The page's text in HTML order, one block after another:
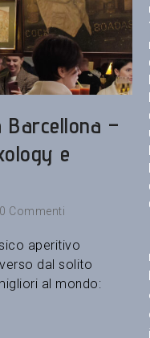
–
e
0 Commenti
aperitivo
dal solito
al mondo: